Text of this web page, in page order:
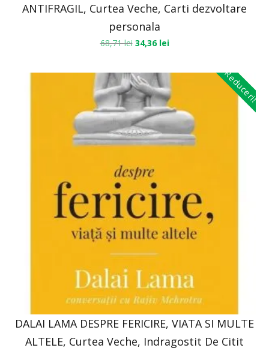
ANTIFRAGIL, Curtea Veche, Carti dezvoltare
personala
68,71lei 34,36 lei
Reduceri!
DALAI LAMA DESPRE FERICIRE, VIATA SI MULTE
ALTELE, Curtea Veche, Indragostit De Citit